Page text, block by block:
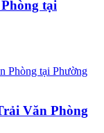
tại
Văn Phòng